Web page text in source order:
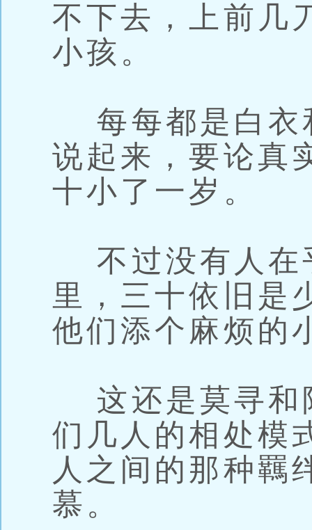
不下去，上前几
小孩。
每每都是白衣
说起来，要论真
十小了一岁。
不过没有人在
里，三十依旧是
他们添个麻烦的
这还是莫寻和
们几人的相处模
人之间的那种羈
慕。